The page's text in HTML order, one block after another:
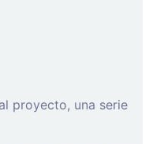
proyecto, una serie